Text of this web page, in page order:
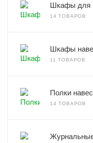
Шкафы для
14 ТОВАРОВ
Шкафы
11 ТОВАРОВ
Полки
14 ТОВАРОВ